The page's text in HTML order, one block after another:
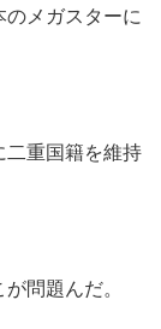
メガスターに
二重国籍を維持
問題んだ。